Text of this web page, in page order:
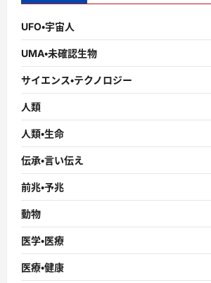
UFO・宇宙人
UMA・未確認生物
サイエンス・テクノロジー
人類
人類・生命
伝承・言い伝え
前兆・予兆
動物
医学・医療
医療・健康